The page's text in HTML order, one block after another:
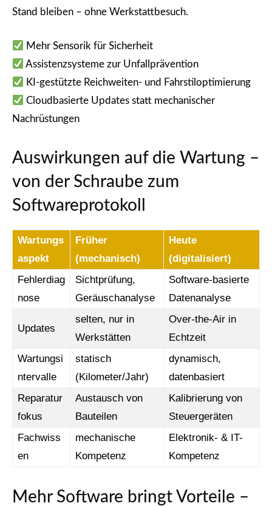
Stand bleiben – ohne Werkstattbesuch.
Mehr Sensorik für Sicherheit
Assistenzsysteme zur Unfallprävention
KI-gestützte Reichweiten- und Fahrstiloptimierung
Cloudbasierte Updates statt mechanischer
Nachrüstungen
Auswirkungen auf die Wartung –
von der Schraube zum
Softwareprotokoll
Wartungs
aspekt
Früher
(mechanisch)
Heute
(digitalisiert)
Fehlerdiag
nose
Sichtprüfung,
Geräuschanalyse
Software-basierte
Datenanalyse
Updates
selten, nur in
Werkstätten
Over-the-Air in
Echtzeit
Wartungsi
ntervalle
statisch
(Kilometer/Jahr)
dynamisch,
datenbasiert
Reparatur
fokus
Austausch von
Bauteilen
Kalibrierung von
Steuergeräten
Fachwiss
en
mechanische
Kompetenz
Elektronik- & IT-
Kompetenz
Mehr Software bringt Vorteile –